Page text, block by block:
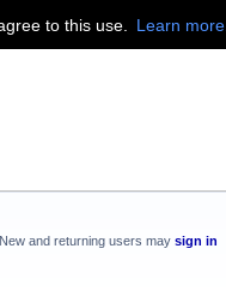
to this use. Learn more.
New and returning users may sign in